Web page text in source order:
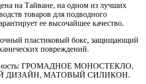
на Тайване, на одном из лучших
товаров для подводного
ее высочайшее качество.
пластиковый бокс, защищающий
повреждений.
ГРОМАДНОЕ МОНОСТЕКЛО,
ДИЗАЙН, МАТОВЫЙ СИЛИКОН.